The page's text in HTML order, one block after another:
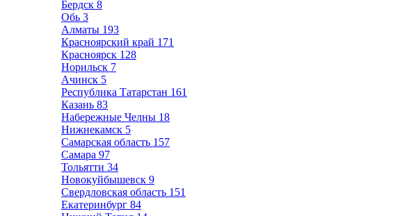
Бердск 8
Обь 3
Алматы 193
Красноярский край 171
Красноярск 128
Норильск 7
Ачинск 5
Республика Татарстан 161
Казань 83
Набережные Челны 18
Нижнекамск 5
Самарская область 157
Самара 97
Тольятти 34
Новокуйбышевск 9
Свердловская область 151
Екатеринбург 84